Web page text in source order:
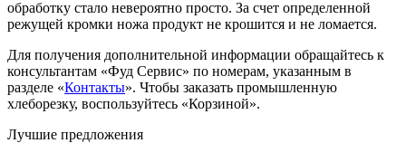
обработку стало невероятно просто. За счет определенной
режущей кромки ножа продукт не крошится и не ломается.
Для получения дополнительной информации обращайтесь к
консультантам «Фуд Сервис» по номерам, указанным в
разделе «Контакты». Чтобы заказать промышленную
хлеборезку, воспользуйтесь «Корзиной».
Лучшие предложения